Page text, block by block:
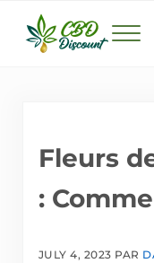
Fleurs
:
JULY 4, 2023 PAR